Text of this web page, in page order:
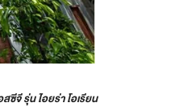
จี รุ่น ไอยร่า โอเรียน